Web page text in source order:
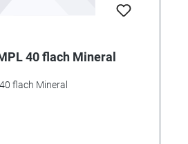
40 flach Mineral
flach Mineral